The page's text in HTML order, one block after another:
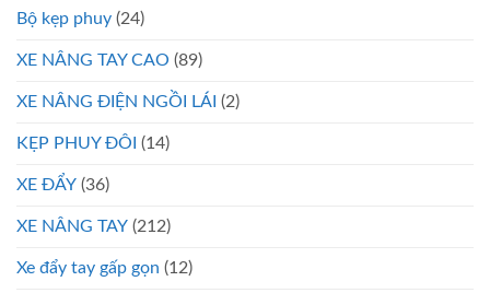
Bộ kẹp phuy (24)
XE NÂNG TAY CAO (89)
XE NÂNG ĐIỆN NGỒI LÁI (2)
KẸP PHUY ĐÔI (14)
XE ĐẨY (36)
XE NÂNG TAY (212)
Xe đẩy tay gấp gọn (12)